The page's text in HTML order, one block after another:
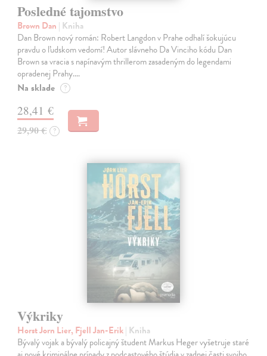
Posledné tajomstvo
Brown Dan | Kniha
Dan Brown nový román: Robert Langdon v Prahe odhalí šokujúcu
pravdu o ľudskom vedomí! Autor slávneho Da Vinciho kódu Dan
Brown sa vracia s napínavým thrillerom zasadeným do legendami
opradenej Prahy.…
Na sklade ?
28,41 €
29,90 € ?
Výkriky
Horst Jorn Lier, Fjell Jan-Erik| Kniha
Bývalý vojak a bývalý policajný študent Markus Heger vyšetruje staré